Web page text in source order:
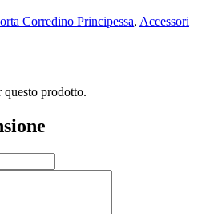
Corredino Principessa, Accessori
questo prodotto.